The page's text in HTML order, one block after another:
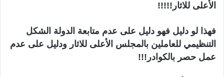
الأعلى للاثار!!!!!
فهذا لو دليل فهو دليل على عدم متابعة الدولة الشكل
التنظيمي للعاملين بالمجلس الأعلى للاثار ودليل على عدم
عمل حصر بالكوادر!!!